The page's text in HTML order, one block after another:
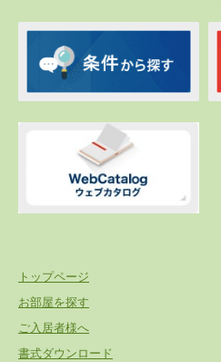
トップページ
お部屋を探す
ご入居者様へ
書式ダウンロード